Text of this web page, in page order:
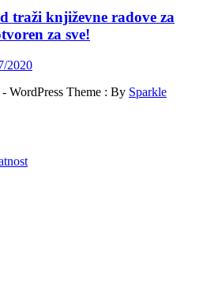
traži književne radove za
za sve!
2020
WordPress Theme : By Sparkle